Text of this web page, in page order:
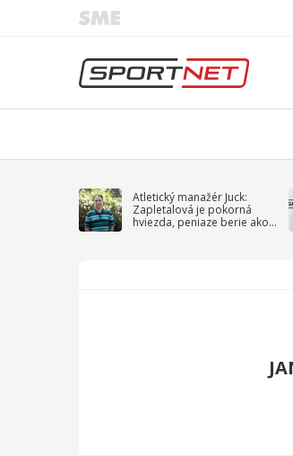
Atletický manažér Juck:
Zapletalová je pokorná
hviezda, peniaze berie ako